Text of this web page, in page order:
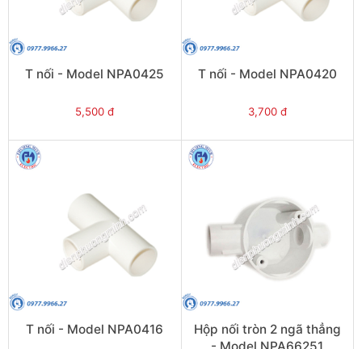
T nối - Model NPA0425
5,500 đ
T nối - Model NPA0420
3,700 đ
T nối - Model NPA0416
Hộp nối tròn 2 ngã thẳng